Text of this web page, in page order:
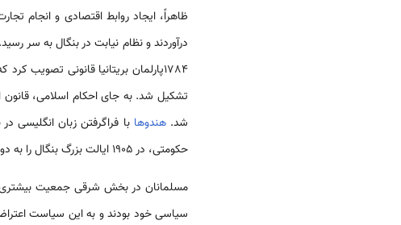
درآوردند و نظام نیابت در بنگال به سر
1784پارلمان بریتانیا قانونی
تشکیل شد. به جای احکام اسلامی، قانون
شد.هندو‌ها با فراگرفتن زبان انگلیسی
حکومتی، در 1905 ایالت بزرگ بنگال را به دو بخش شرقی (شامل بنگال شرقی و آسام) و غربی (شامل بنگال غربی و بیهار و اوریسا) تقسیم کرد
مسلمانان در بخش شرقی جمعیت
سیاسی خود بودند و به این سیاست